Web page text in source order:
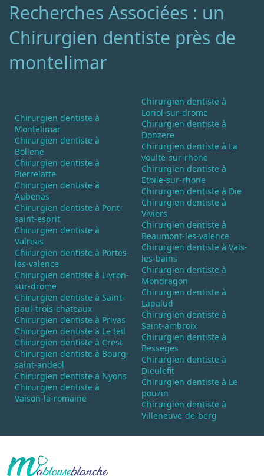
Recherches Associées : un
Chirurgien dentiste près de
montelimar
Chirurgien dentiste à
Montelimar
Chirurgien dentiste à
Bollene
Chirurgien dentiste à
Pierrelatte
Chirurgien dentiste à
Aubenas
Chirurgien dentiste à Pont-
saint-esprit
Chirurgien dentiste à
Valreas
Chirurgien dentiste à Portes-
les-valence
Chirurgien dentiste à Livron-
sur-drome
Chirurgien dentiste à Saint-
paul-trois-chateaux
Chirurgien dentiste à Privas
Chirurgien dentiste à Le teil
Chirurgien dentiste à Crest
Chirurgien dentiste à Bourg-
saint-andeol
Chirurgien dentiste à Nyons
Chirurgien dentiste à
Vaison-la-romaine
Chirurgien dentiste à
Loriol-sur-drome
Chirurgien dentiste à
Donzere
Chirurgien dentiste à La
voulte-sur-rhone
Chirurgien dentiste à
Etoile-sur-rhone
Chirurgien dentiste à Die
Chirurgien dentiste à
Viviers
Chirurgien dentiste à
Beaumont-les-valence
Chirurgien dentiste à Vals-
les-bains
Chirurgien dentiste à
Mondragon
Chirurgien dentiste à
Lapalud
Chirurgien dentiste à
Saint-ambroix
Chirurgien dentiste à
Besseges
Chirurgien dentiste à
Dieulefit
Chirurgien dentiste à Le
pouzin
Chirurgien dentiste à
Villeneuve-de-berg